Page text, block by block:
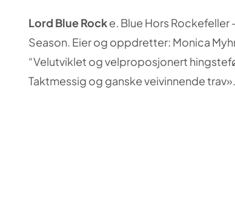
Lord Blue Rocke. Blue Hors Rockefeller
Season. Eier og oppdretter: Monica
“Velutviklet og velproposjonert
Taktmessig og ganske veivinnende trav».